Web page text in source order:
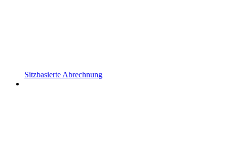
Sitzbasierte Abrechnung